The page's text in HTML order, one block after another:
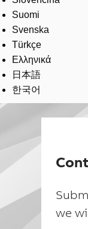
Suomi
Svenska
Türkçe
Ελληνικά
日本語
한국어
we